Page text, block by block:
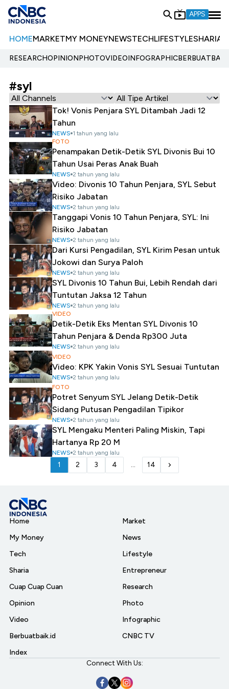
APPS
HOMEMARKETMY MONEYNEWSTECHLIFESTYLESHARIA
RESEARCHOPINIONPHOTOVIDEOINFOGRAPHIC
#syl
Tok! Vonis Penjara SYL Ditambah Jadi 12
Tahun
NEWS 1 tahun yang lalu
FOTO
Penampakan Detik-Detik SYL Divonis Bui 10
Tahun Usai Peras Anak Buah
NEWS 2 tahun yang lalu
Video: Divonis 10 Tahun Penjara, SYL Sebut
Risiko Jabatan
NEWS 2 tahun yang lalu
Tanggapi Vonis 10 Tahun Penjara, SYL: Ini
Risiko Jabatan
NEWS 2 tahun yang lalu
Dari Kursi Pengadilan, SYL Kirim Pesan untuk
Jokowi dan Surya Paloh
NEWS 2 tahun yang lalu
SYL Divonis 10 Tahun Bui, Lebih Rendah dari
Tuntutan Jaksa 12 Tahun
NEWS 2 tahun yang lalu
VIDEO
Detik-Detik Eks Mentan SYL Divonis 10
Tahun Penjara & Denda Rp300 Juta
NEWS 2 tahun yang lalu
VIDEO
Video: KPK Yakin Vonis SYL Sesuai Tuntutan
NEWS 2 tahun yang lalu
FOTO
Potret Senyum SYL Jelang Detik-Detik
Sidang Putusan Pengadilan Tipikor
NEWS 2 tahun yang lalu
SYL Mengaku Menteri Paling Miskin, Tapi
Hartanya Rp 20 M
NEWS 2 tahun yang lalu
1 2 3 4 ... 14
Home
My Money
Tech
Sharia
Cuap Cuap Cuan
Opinion
Video
Berbuatbaik.id
Index
Market
News
Lifestyle
Entrepreneur
Research
Photo
Infographic
CNBC TV
Connect With Us: